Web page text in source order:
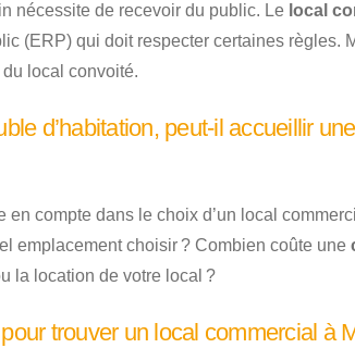
nécessite de recevoir du public. Le local
(ERP) qui doit respecter certaines règles.
local convoité.
d’habitation, peut-il accueillir
compte dans le choix d’un local
emplacement choisir ? Combien coûte une
la location de votre local ?
trouver un local commercial à